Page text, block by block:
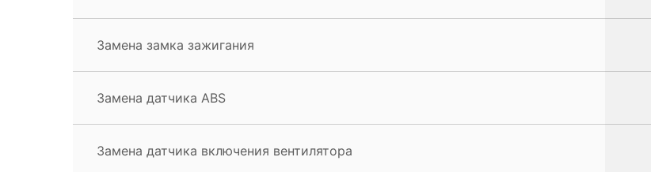
Замена замка зажигания
Замена датчика ABS
Замена датчика включения вентилятора